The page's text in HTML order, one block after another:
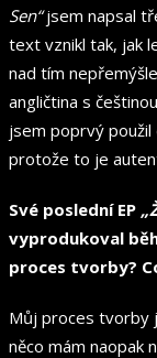
Sen“jsem napsal
text vznikl tak, jak
nad tím
angličtina s
jsem poprvý použil
protože to je
Své poslední EP
vyprodukoval
proces tvorby?
Můj proces tvorby
něco mám naopak